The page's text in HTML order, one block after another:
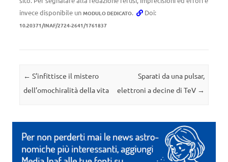
invece disponibile un MODULO DEDICATO. Doi:
10.20371/INAF/2724-2641/1761837
Navigazione articolo
← S’infittisce il mistero
dell’omochiralità della vita
Sparati da una pulsar,
elettroni a decine di TeV →